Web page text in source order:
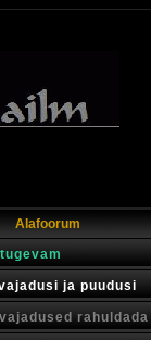
Alafoorum
ja puudusi
rahuldada